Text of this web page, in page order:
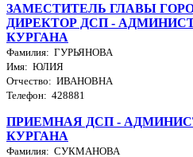
ЗАМЕСТИТЕЛЬ ГЛАВЫ
ДИРЕКТОР ДСП -
КУРГАНА
Фамилия: ГУРЬЯНОВА
Имя: ЮЛИЯ
Отчество: ИВАНОВНА
Телефон: 428881
ПРИЕМНАЯ ДСП -
КУРГАНА
Фамилия: СУКМАНОВА